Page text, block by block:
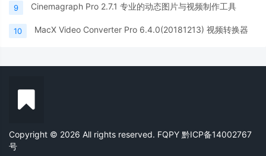
9 Cinemagraph Pro 2.7.1 专业的动态图片与视频制作工具
10 MacX Video Converter Pro 6.4.0(20181213) 视频转换器
Copyright © 2026 All rights reserved. FQPY 黔ICP备14002767
号